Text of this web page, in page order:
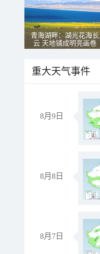
青海湖畔：湖光花海长
云 天地铺成明亮画卷
重大天气事件
8月9日
8月8日
8月7日